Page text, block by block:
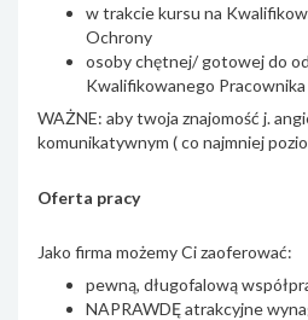
w trakcie kursu na
Ochrony
osoby chętnej/ gotowej do
Kwalifikowanego
WAŻNE: aby twoja znajomość j.
komunikatywnym ( co najmniej
Oferta pracy
Jako firma możemy Ci zaoferować:
pewną, długofalową
NAPRAWDĘ atrakcyjne